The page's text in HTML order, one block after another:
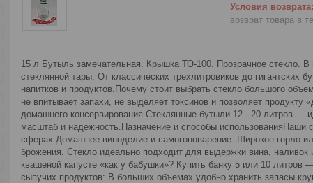
возврат товара в
15 л Бутыль замечательная. Крышка ТО-100. Прозрачное стекло. В
стеклянной тары. От классических трехлитровиков до гигантских
напитков и продуктов.Почему стоит выбрать стекло большого
не впитывает запахи, не выделяет токсинов и позволяет
домашнего консервирования.Стеклянные бутыли 12 - 20 литров
масштаб и надежность.Назначение и способы
сферах:Домашнее виноделие и самогоноварение: Широкое горло
брожения. Стекло идеально подходит для выдержки вина,
квашеной капусте «как у бабушки»? Купить банку 5 или 10
сыпучих продуктов: В больших объемах удобно хранить запасы